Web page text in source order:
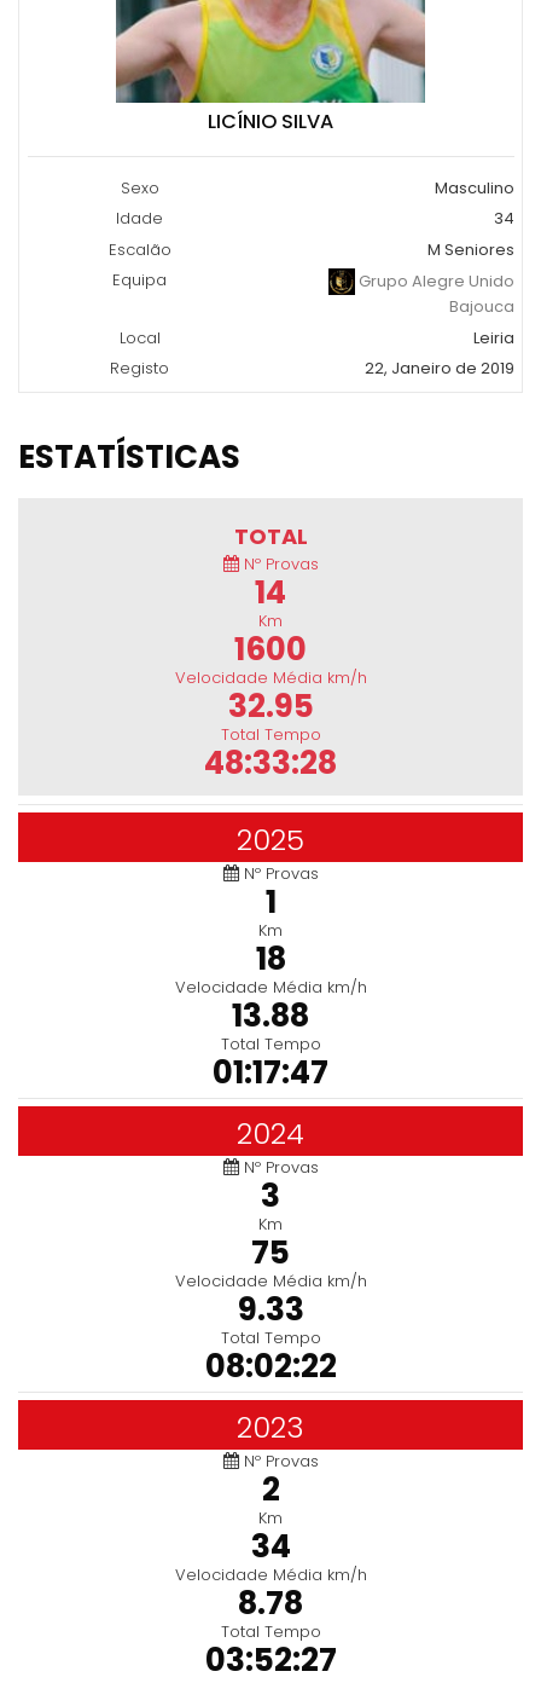
LICÍNIO SILVA
Sexo
Masculino
Idade
34
Escalão
M Seniores
Equipa
Grupo Alegre Unido
Bajouca
Local
Leiria
Registo
22, Janeiro de 2019
ESTATÍSTICAS
TOTAL
Nº Provas
14
Km
1600
Velocidade Média km/h
32.95
Total Tempo
48:33:28
2025
Nº Provas
1
Km
18
Velocidade Média km/h
13.88
Total Tempo
01:17:47
2024
Nº Provas
3
Km
75
Velocidade Média km/h
9.33
Total Tempo
08:02:22
2023
Nº Provas
2
Km
34
Velocidade Média km/h
8.78
Total Tempo
03:52:27